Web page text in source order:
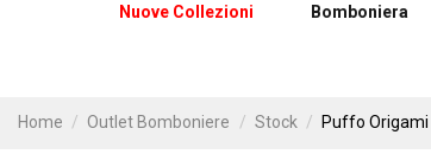
Nuove Collezioni Bomboniera
Home Outlet Bomboniere Stock Puffo Origami